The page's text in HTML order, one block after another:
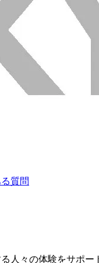
質問
人々の体験をサポー